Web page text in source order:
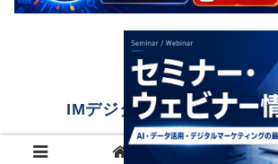
IMデジタルマーケティング
© 2023 IMデジタルマーケティング